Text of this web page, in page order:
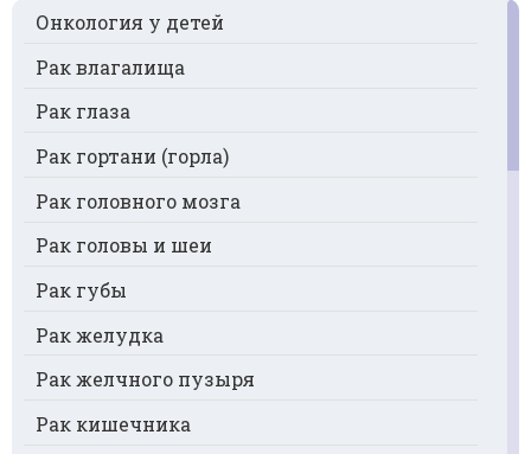
Онкология у детей
Рак влагалища
Рак глаза
Рак гортани (горла)
Рак головного мозга
Рак головы и шеи
Рак губы
Рак желудка
Рак желчного пузыря
Рак кишечника